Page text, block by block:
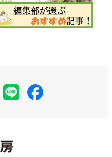
Instagram
LINE Facebook